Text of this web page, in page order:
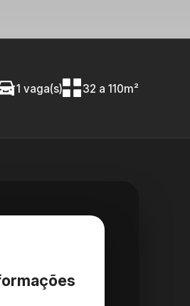
1 vaga(s) 32 a 110m²